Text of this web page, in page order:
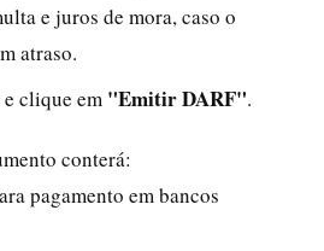
e juros de mora, caso o
atraso.
e clique em "Emitir DARF".
conterá:
pagamento em bancos